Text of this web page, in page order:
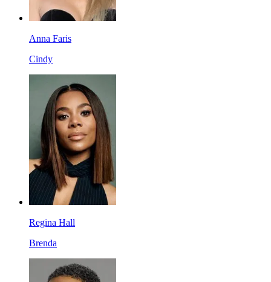
Anna Faris
Cindy
Regina Hall
Brenda